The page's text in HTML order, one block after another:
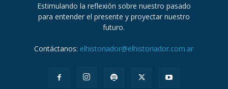
Estimulando la reflexión sobre nuestro pasado
para entender el presente y proyectar nuestro
futuro.
Contáctanos: elhistoriador@elhistoriador.com.ar